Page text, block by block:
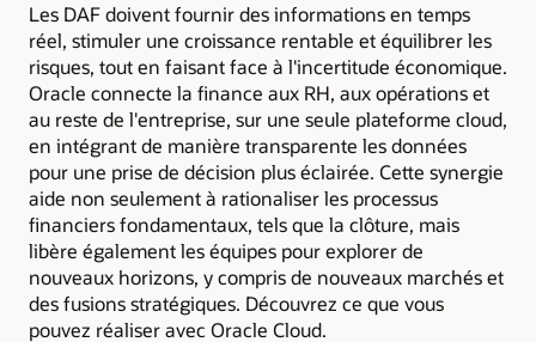
Les DAF doivent fournir des informations en temps
réel, stimuler une croissance rentable et équilibrer les
risques, tout en faisant face à l'incertitude économique.
Oracle connecte la finance aux RH, aux opérations et
au reste de l'entreprise, sur une seule plateforme cloud,
en intégrant de manière transparente les données
pour une prise de décision plus éclairée. Cette synergie
aide non seulement à rationaliser les processus
financiers fondamentaux, tels que la clôture, mais
libère également les équipes pour explorer de
nouveaux horizons, y compris de nouveaux marchés et
des fusions stratégiques. Découvrez ce que vous
pouvez réaliser avec Oracle Cloud.